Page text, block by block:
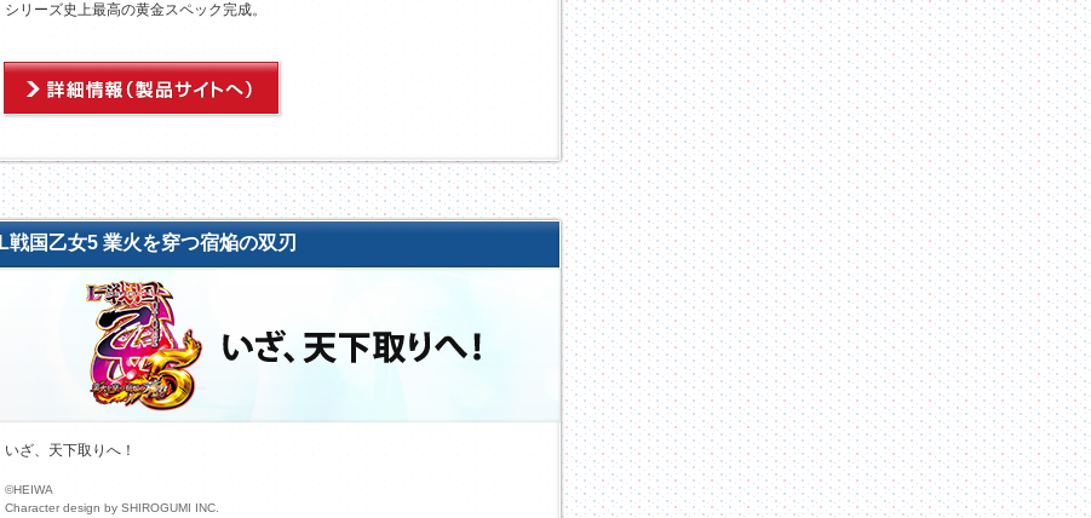
シリーズ史上最高の黄金スペック完成。
L戦国乙女5 業火を穿つ宿焔の双刃
いざ、天下取りへ！
©HEIWA
Character design by SHIROGUMI INC.